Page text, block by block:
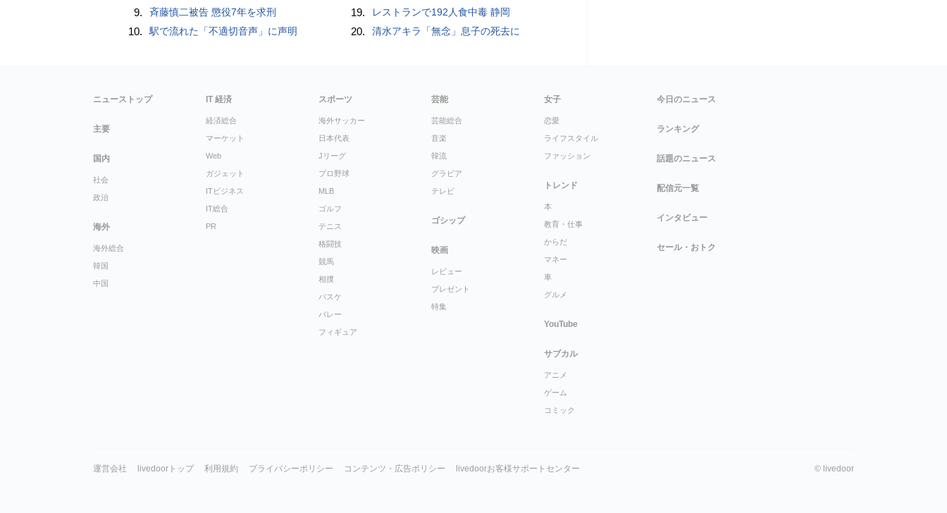
9. 斉藤慎二被告 懲役7年を求刑
10. 駅で流れた「不適切音声」に声明
19. レストランで192人食中毒 静岡
20. 清水アキラ「無念」息子の死去に
ニューストップ
主要
国内
社会
政治
海外
海外総合
韓国
中国
IT 経済
経済総合
マーケット
Web
ガジェット
ITビジネス
IT総合
PR
スポーツ
海外サッカー
日本代表
Jリーグ
プロ野球
MLB
ゴルフ
テニス
格闘技
競馬
相撲
バスケ
バレー
フィギュア
芸能
芸能総合
音楽
韓流
グラビア
テレビ
ゴシップ
映画
レビュー
プレゼント
特集
女子
恋愛
ライフスタイル
ファッション
トレンド
本
教育・仕事
からだ
マネー
車
グルメ
YouTube
サブカル
アニメ
ゲーム
コミック
今日のニュース
ランキング
話題のニュース
配信元一覧
インタビュー
セール・おトク
運営会社 livedoorトップ 利用規約 プライバシーポリシー コンテンツ・広告ポリシー livedoorお客様サポートセンター © livedoor